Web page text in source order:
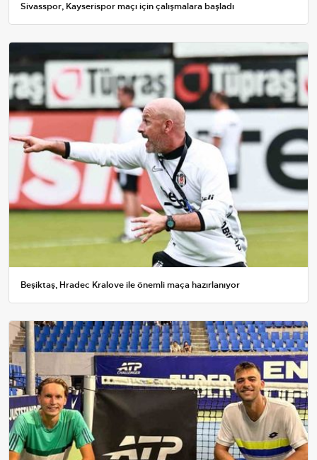
Sivasspor, Kayserispor maçı için çalışmalara başladı
Beşiktaş, Hradec Kralove ile önemli maça hazırlanıyor